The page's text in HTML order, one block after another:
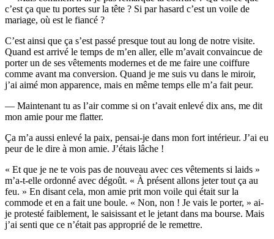
c’est ça que tu portes sur la tête ? Si par hasard c’est un voile de
mariage, où est le fiancé ?
C’est ainsi que ça s’est passé presque tout au long de notre visite.
Quand est arrivé le temps de m’en aller, elle m’avait convaincue de
porter un de ses vêtements modernes et de me faire une coiffure
comme avant ma conversion. Quand je me suis vu dans le miroir,
j’ai aimé mon apparence, mais en même temps elle m’a fait peur.
— Maintenant tu as l’air comme si on t’avait enlevé dix ans, me dit
mon amie pour me flatter.
Ça m’a aussi enlevé la paix, pensai-je dans mon fort intérieur. J’ai eu
peur de le dire à mon amie. J’étais lâche !
« Et que je ne te vois pas de nouveau avec ces vêtements si laids »
m’a-t-elle ordonné avec dégoût. « À présent allons jeter tout ça au
feu. » En disant cela, mon amie prit mon voile qui était sur la
commode et en a fait une boule. « Non, non ! Je vais le porter, » ai-
je protesté faiblement, le saisissant et le jetant dans ma bourse. Mais
j’ai senti que ce n’était pas approprié de le remettre.